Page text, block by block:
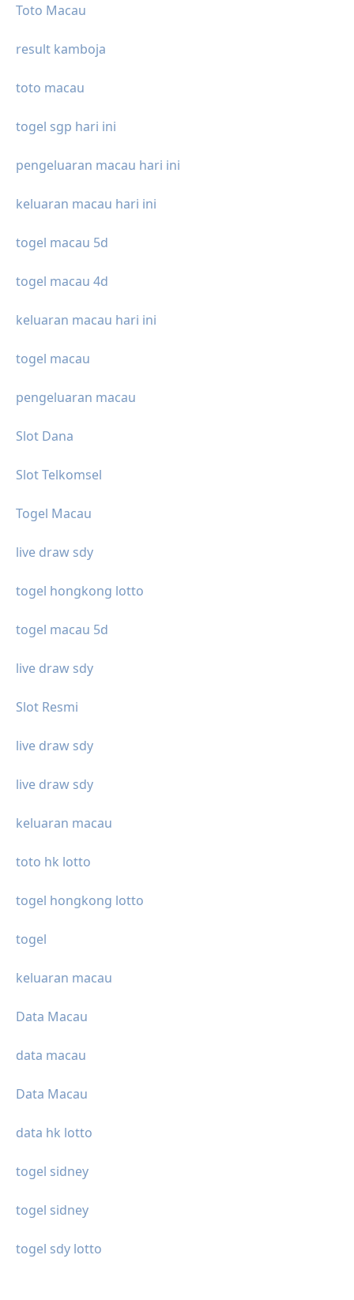
Toto Macau
result kamboja
toto macau
togel sgp hari ini
pengeluaran macau hari ini
keluaran macau hari ini
togel macau 5d
togel macau 4d
keluaran macau hari ini
togel macau
pengeluaran macau
Slot Dana
Slot Telkomsel
Togel Macau
live draw sdy
togel hongkong lotto
togel macau 5d
live draw sdy
Slot Resmi
live draw sdy
live draw sdy
keluaran macau
toto hk lotto
togel hongkong lotto
togel
keluaran macau
Data Macau
data macau
Data Macau
data hk lotto
togel sidney
togel sidney
togel sdy lotto